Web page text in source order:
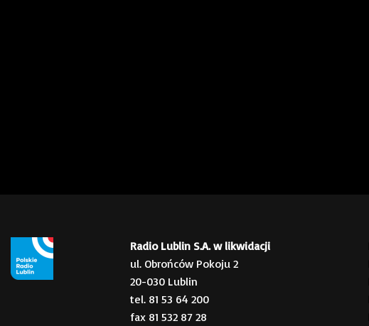
Radio Lublin S.A. w likwidacji
ul. Obrońców Pokoju 2
20-030 Lublin
tel. 81 53 64 200
fax 81 532 87 28